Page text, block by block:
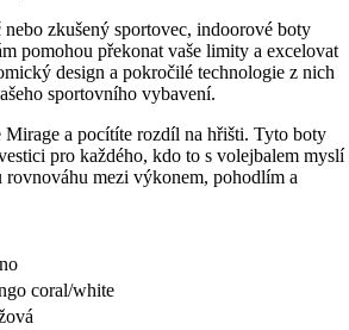
zkušený sportovec, indoorové boty
pomohou překonat vaše limity a excelovat
design a pokročilé technologie z nich
sportovního vybavení.
a pocítíte rozdíl na hřišti. Tyto boty
pro každého, kdo to s volejbalem myslí
rovnováhu mezi výkonem, pohodlím a
coral/white